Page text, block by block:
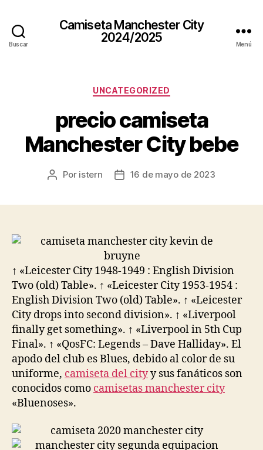
Buscar
Camiseta Manchester City
2024/2025
Menú
Categorías
UNCATEGORIZED
precio camiseta
Manchester City bebe
Autor
Por istern
Fecha16 de mayo de 2023
↑ «Leicester City 1948-1949 : English Division
Two (old) Table». ↑ «Leicester City 1953-1954 :
English Division Two (old) Table». ↑ «Leicester
City drops into second division». ↑ «Liverpool
finally get something». ↑ «Liverpool in 5th Cup
Final». ↑ «QosFC: Legends – Dave Halliday». El
apodo del club es Blues, debido al color de su
uniforme, camiseta del cityy sus fanáticos son
conocidos como camisetas manchester city
«Bluenoses».